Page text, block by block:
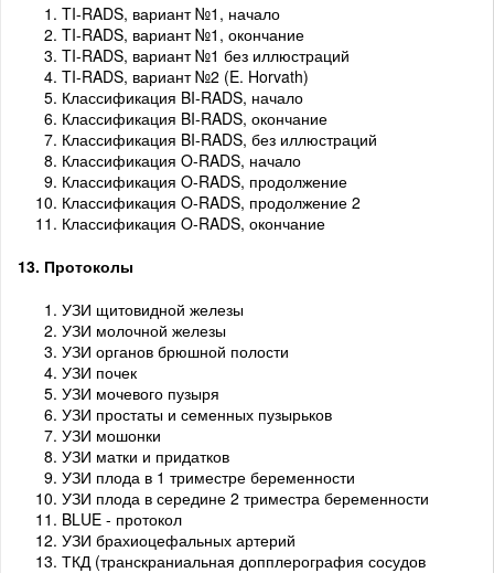
TI-RADS, вариант №1, начало
TI-RADS, вариант №1, окончание
TI-RADS, вариант №1 без иллюстраций
TI-RADS, вариант №2 (E. Horvath)
Классификация BI-RADS, начало
Классификация BI-RADS, окончание
Классификация BI-RADS, без иллюстраций
Классификация O-RADS, начало
Классификация O-RADS, продолжение
Классификация O-RADS, продолжение 2
Классификация O-RADS, окончание
13. Протоколы
УЗИ щитовидной железы
УЗИ молочной железы
УЗИ органов брюшной полости
УЗИ почек
УЗИ мочевого пузыря
УЗИ простаты и семенных пузырьков
УЗИ мошонки
УЗИ матки и придатков
УЗИ плода в 1 триместре беременности
УЗИ плода в середине 2 триместра беременности
BLUE - протокол
УЗИ брахиоцефальных артерий
ТКД (транскраниальная допплерография сосудов